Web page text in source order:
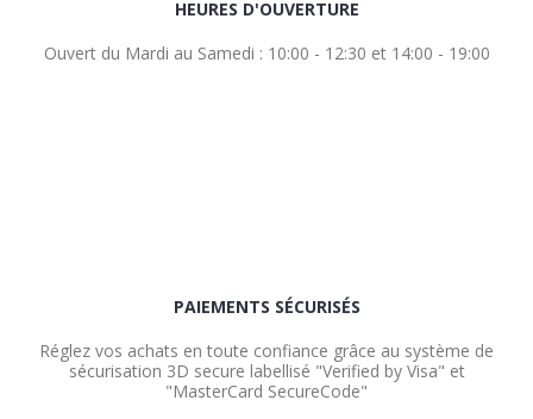
HEURES D'OUVERTURE
Ouvert du Mardi au Samedi : 10:00 - 12:30 et 14:00 - 19:00
PAIEMENTS SÉCURISÉS
Réglez vos achats en toute confiance grâce au système de
sécurisation 3D secure labellisé "Verified by Visa" et
"MasterCard SecureCode"